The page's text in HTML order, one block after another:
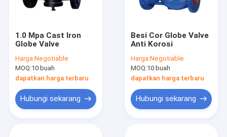
1.0 Mpa Cast Iron
Globe Valve
Harga:Negotiable
MOQ:10 buah
dapatkan harga terbaru
Hubungi sekarang
Besi Cor Globe Valve
Anti Korosi
Harga:Negotiable
MOQ:10 buah
dapatkan harga terbaru
Hubungi sekarang